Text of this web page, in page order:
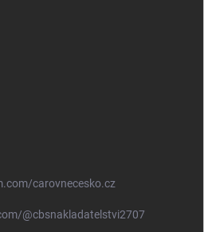
carovnecesko.cz
@cbsnakladatelstvi2707